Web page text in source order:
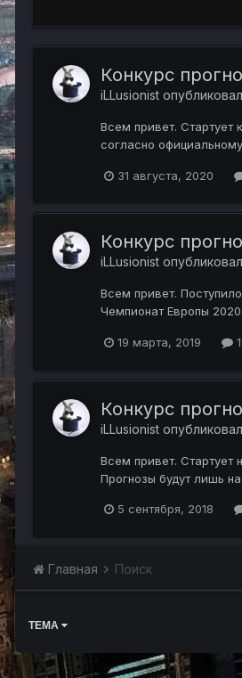
Конкурс
iLLusionist
Всем привет. Стартует
согласно
31 августа, 2020
Конкурс
iLLusionist
Всем привет.
Чемпионат Европы
19 марта, 2019
Конкурс
iLLusionist
Всем привет. Стартует
Прогнозы будут лишь
5 сентября, 2018
Главная Поиск
ТЕМА